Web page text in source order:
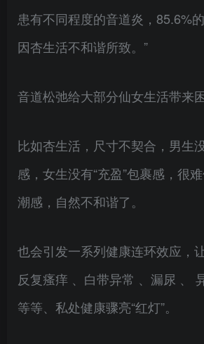
患有不同程度的音道炎，85.6%
因杏生活不和谐所致。”
音道松弛给大部分仙女生活带来困
比如杏生活，尺寸不契合，男生
感，女生没有“充盈”包裹感，很
潮感，自然不和谐了。
也会引发一系列健康连环效应，
反复瘙痒 、白带异常 、漏尿 、
等等、私处健康骤亮“红灯”。